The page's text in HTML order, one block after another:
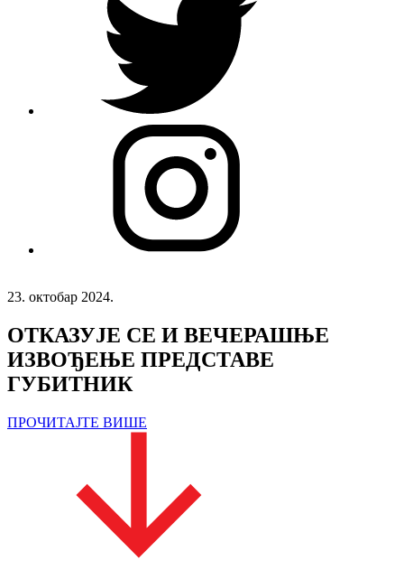
23. октобар 2024.
ОТКАЗУЈЕ СЕ И ВЕЧЕРАШЊЕ
ИЗВОЂЕЊЕ ПРЕДСТАВЕ
ГУБИТНИК
ПРОЧИТАЈТЕ ВИШЕ